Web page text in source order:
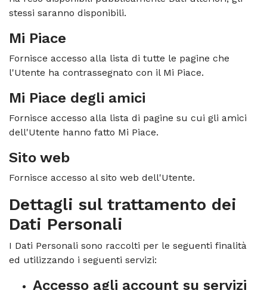
stessi saranno disponibili.
Mi Piace
Fornisce accesso alla lista di tutte le pagine che
l'Utente ha contrassegnato con il Mi Piace.
Mi Piace degli amici
Fornisce accesso alla lista di pagine su cui gli amici
dell'Utente hanno fatto Mi Piace.
Sito web
Fornisce accesso al sito web dell'Utente.
Dettagli sul trattamento dei
Dati Personali
I Dati Personali sono raccolti per le seguenti finalità
ed utilizzando i seguenti servizi:
Accesso agli account su servizi